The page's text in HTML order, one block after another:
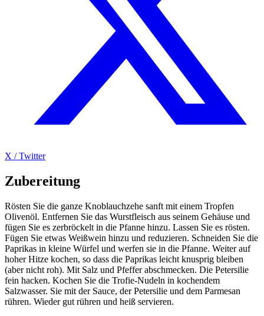
X / Twitter
Zubereitung
Rösten Sie die ganze Knoblauchzehe sanft mit einem Tropfen
Olivenöl. Entfernen Sie das Wurstfleisch aus seinem Gehäuse und
fügen Sie es zerbröckelt in die Pfanne hinzu. Lassen Sie es rösten.
Fügen Sie etwas Weißwein hinzu und reduzieren. Schneiden Sie die
Paprikas in kleine Würfel und werfen sie in die Pfanne. Weiter auf
hoher Hitze kochen, so dass die Paprikas leicht knusprig bleiben
(aber nicht roh). Mit Salz und Pfeffer abschmecken. Die Petersilie
fein hacken. Kochen Sie die Trofie-Nudeln in kochendem
Salzwasser. Sie mit der Sauce, der Petersilie und dem Parmesan
rühren. Wieder gut rühren und heiß servieren.